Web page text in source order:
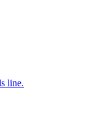
line.